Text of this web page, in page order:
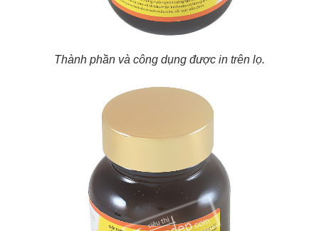
Thành phần và công dụng được in trên lọ.